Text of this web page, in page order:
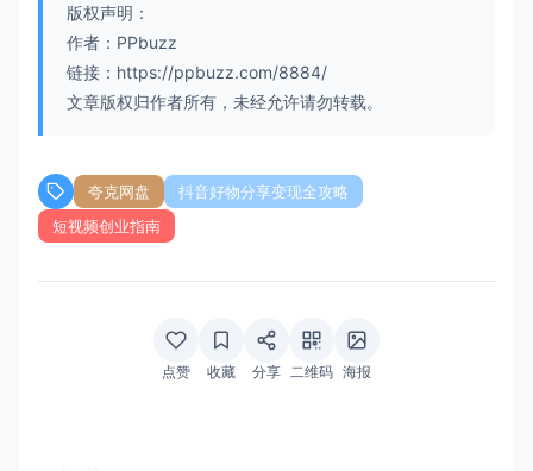
版权声明：
作者：PPbuzz
链接：https://ppbuzz.com/8884/
文章版权归作者所有，未经允许请勿转载。
夸克网盘
抖音好物分享变现全攻略
短视频创业指南
点赞 收藏 分享 二维码 海报